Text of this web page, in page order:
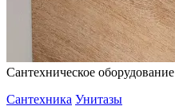
Сантехническое оборудование
Сантехника Унитазы